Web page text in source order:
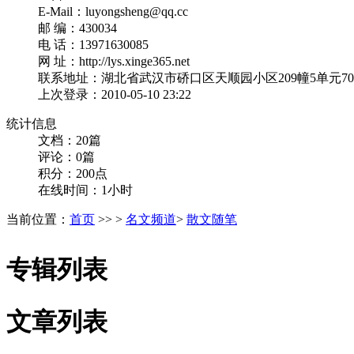
E-Mail：luyongsheng@qq.cc
邮 编：430034
电 话：13971630085
网 址：http://lys.xinge365.net
联系地址：湖北省武汉市硚口区天顺园小区209幢5单元
上次登录：2010-05-10 23:22
统计信息
文档：20篇
评论：0篇
积分：200点
在线时间：1小时
当前位置： 首页 >> > 名文频道> 散文随笔
专辑列表
文章列表